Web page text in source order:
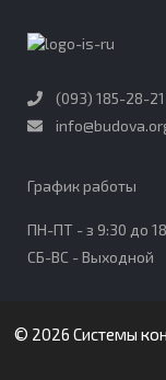
(093) 185-28-21
График работы​
ПН-ПТ - з 9:30 до
СБ-ВС - Выходной
© 2026 Системы